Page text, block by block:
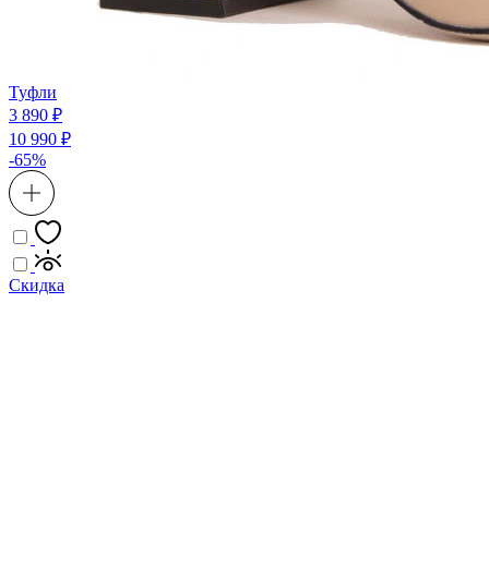
Туфли
3 890 ₽
10 990 ₽
-65%
Скидка